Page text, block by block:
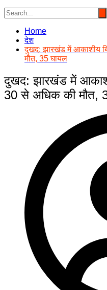
Home
देश
दुखद: झारखंड में आकाशीय
मौत, 35 घायल
दुखद: झारखंड में
30 से अधिक की मौत,